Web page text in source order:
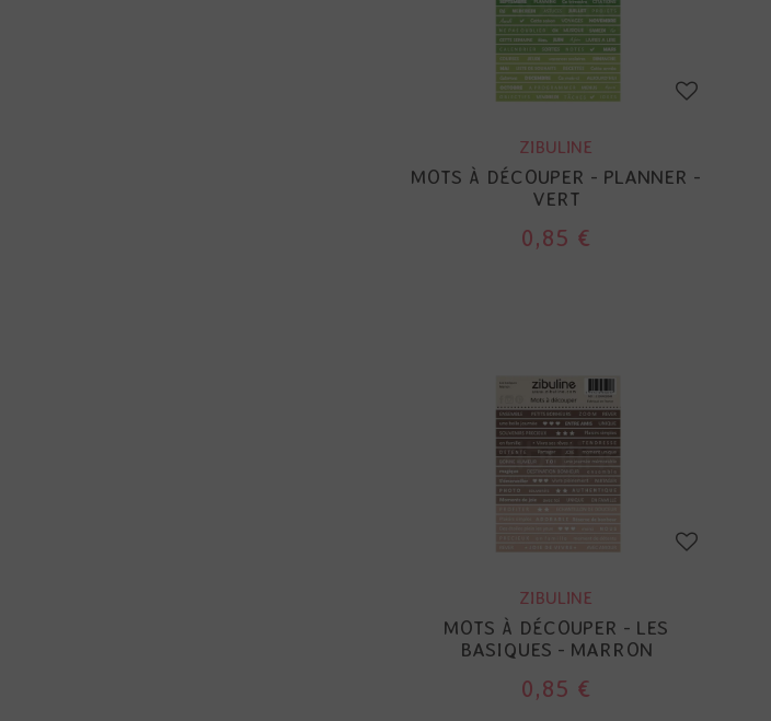
ZIBULINE
MOTS À DÉCOUPER - PLANNER -
VERT
0,85 €
ZIBULINE
MOTS À DÉCOUPER - LES
BASIQUES - MARRON
0,85 €